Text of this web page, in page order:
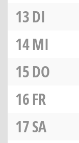
13DI
14MI
15DO
16FR
17SA